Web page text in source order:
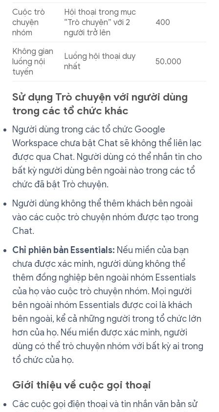
Cuộc trò
chuyện
nhóm
Hội thoại trong mục
“Trò chuyện” với 2
người trở lên
400
Không gian
luồng nội
tuyến
Luồng hội thoại duy
nhất
50.000
Sử dụng Trò chuyện với người dùng
trong các tổ chức khác
Người dùng trong các tổ chức Google
Workspace chưa bật Chat sẽ không thể liên lạc
được qua Chat. Người dùng có thể nhắn tin cho
bất kỳ người dùng bên ngoài nào trong các tổ
chức đã bật Trò chuyện.
Người dùng không thể thêm khách bên ngoài
vào các cuộc trò chuyện nhóm được tạo trong
Chat.
Chỉ phiên bản Essentials: Nếu miền của bạn
chưa được xác minh, người dùng không thể
thêm đồng nghiệp bên ngoài nhóm Essentials
của họ vào cuộc trò chuyện nhóm. Mọi người
bên ngoài nhóm Essentials được coi là khách
bên ngoài, kể cả những người trong tổ chức lớn
hơn của họ. Nếu miền được xác minh, người
dùng có thể trò chuyện nhóm với bất kỳ ai trong
tổ chức của họ.
Giới thiệu về cuộc gọi thoại
Các cuộc gọi điện thoại và tin nhắn văn bản sử